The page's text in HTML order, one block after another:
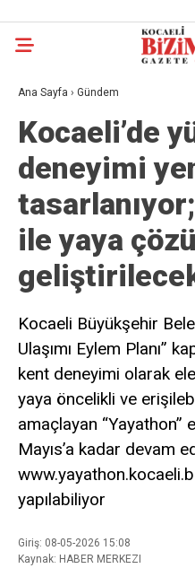
Ana Sayfa › Gündem
Kocaeli’de
deneyimi
ile yaya
Kocaeli Büyükşehir
Ulaşımı Eylem Planı”
kent deneyimi olarak
yaya öncelikli ve
amaçlayan “Yayathon”
Mayıs’a kadar devam
yapılabiliyor
Giriş: 08-05-2026 15:08
Kaynak: HABER MERKEZI